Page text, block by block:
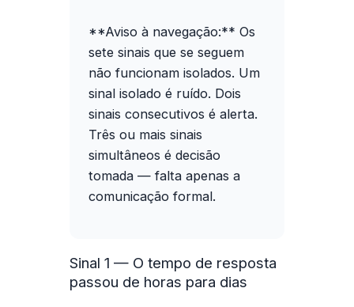
**Aviso à navegação:** Os
sete sinais que se seguem
não funcionam isolados. Um
sinal isolado é ruído. Dois
sinais consecutivos é alerta.
Três ou mais sinais
simultâneos é decisão
tomada — falta apenas a
comunicação formal.
Sinal 1 — O tempo de resposta
passou de horas para dias